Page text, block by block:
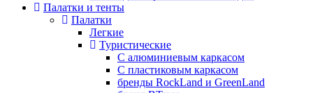
Палатки и тенты
Палатки
Легкие
Туристические
С алюминиевым каркасом
С пластиковым каркасом
бренды RockLand и GreenLand